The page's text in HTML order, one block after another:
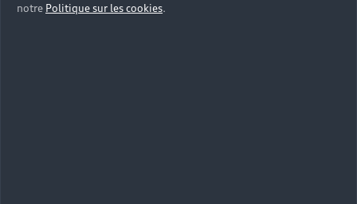
notre Politique sur les cookies.